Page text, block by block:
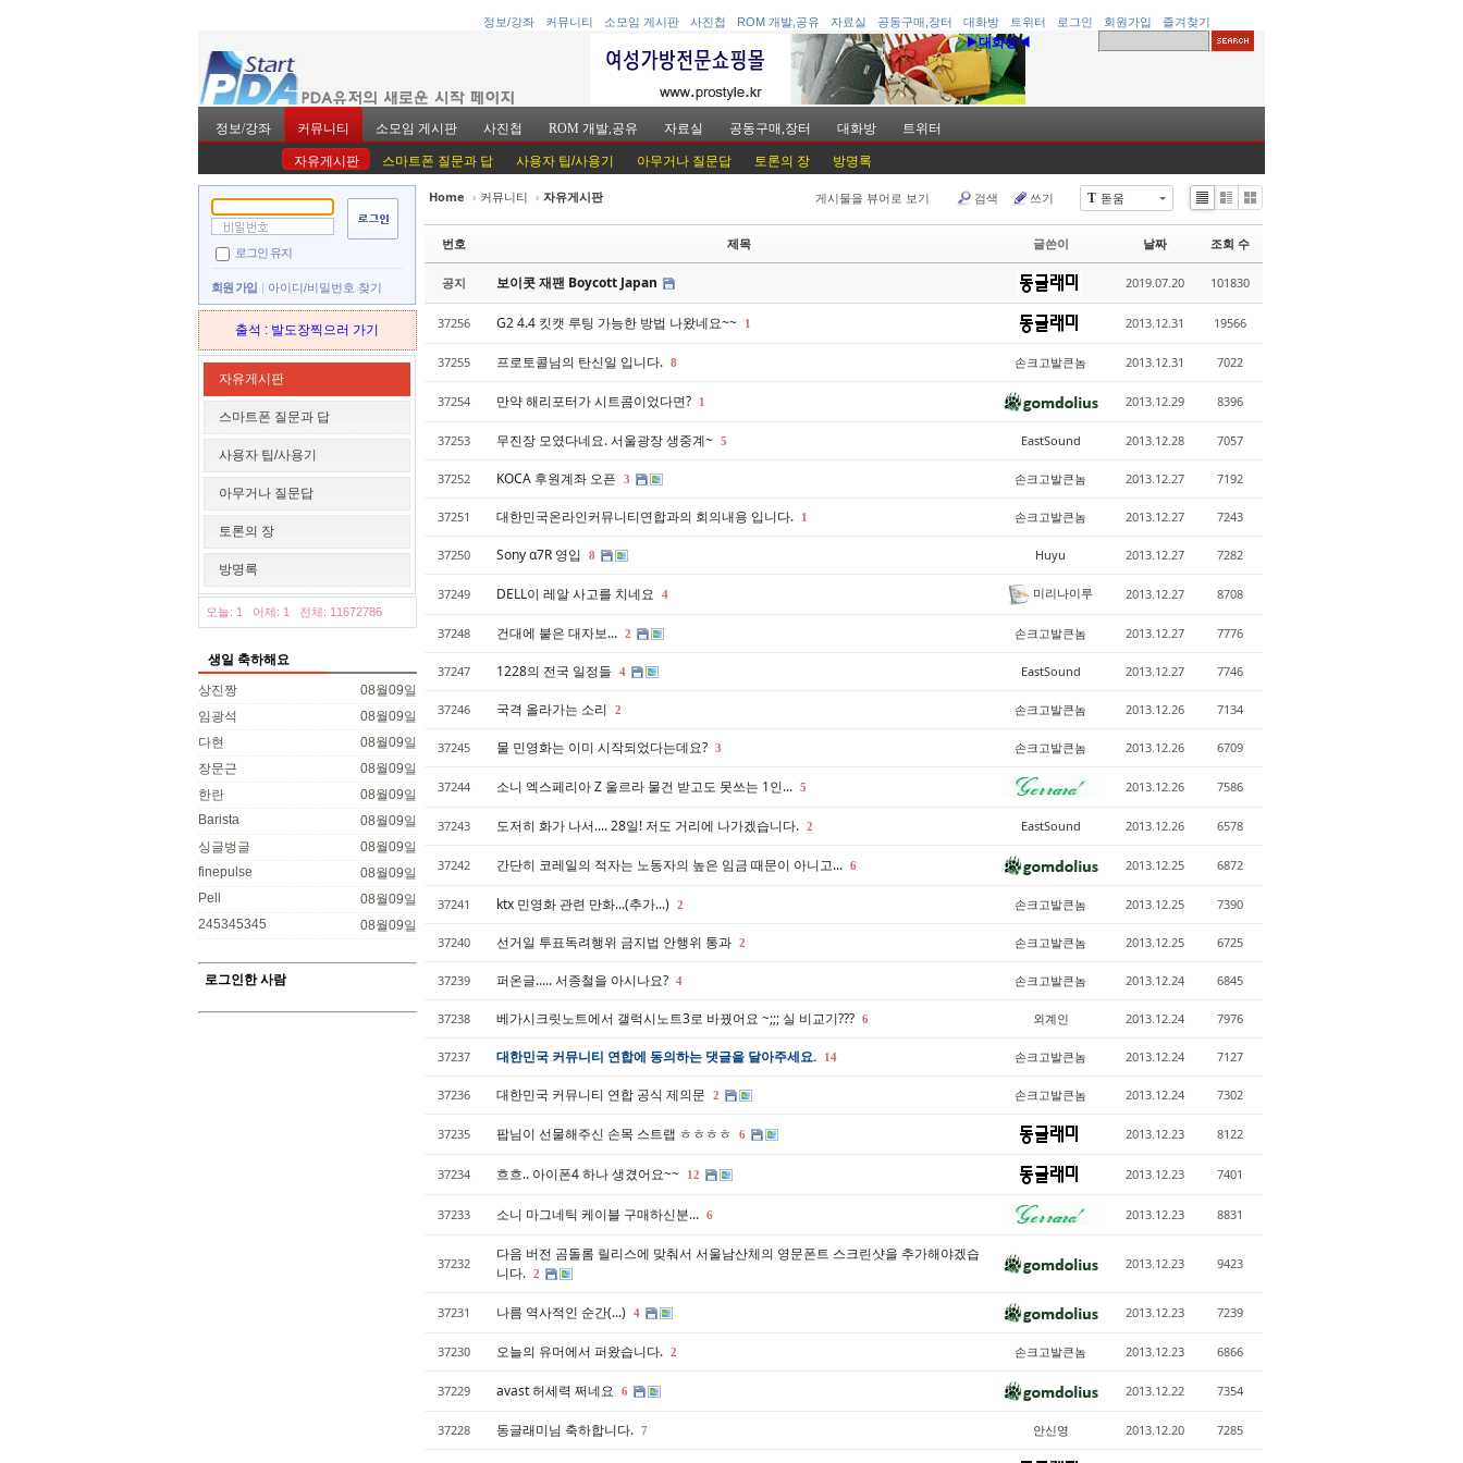
정보/강좌 커뮤니티 소모임 게시판 사진첩 ROM 개발,공유 자료실 공동구매,장터 대화방 트위터 로그인 회원가입 즐겨찾기
▶대화방◀
정보/강좌 커뮤니티 소모임 게시판 사진첩 ROM 개발,공유 자료실 공동구매,장터 대화방 트위터
자유게시판 스마트폰 질문과 답 사용자 팁/사용기 아무거나 질문답 토론의 장 방명록
로그인 유지
회원 가입 아이디/비밀번호 찾기
출석 : 발도장찍으러 가기
자유게시판
스마트폰 질문과 답
사용자 팁/사용기
아무거나 질문답
토론의 장
방명록
오늘: 1 어제: 1 전체: 11672786
생일 축하해요
08월09일
상진짱
08월09일
임광석
08월09일
다현
08월09일
장문근
08월09일
한란
08월09일
Barista
08월09일
싱글벙글
08월09일
finepulse
08월09일
Pell
08월09일
245345345
로그인한 사람
Home › 커뮤니티 › 자유게시판 T 돋움
게시물을 뷰어로 보기 검색 쓰기
Li
Zi
e
G
le
y
번호 제목 글쓴이 날짜 조회 수
공지 보이콧 재팬 Boycott Japan 2019.07.20 101830
37256 G2 4.4 킷캣 루팅 가능한 방법 나왔네요~~ 1 2013.12.31 19566
37255 프로토콜님의 탄신일 입니다. 8 손크고발큰놈 2013.12.31 7022
37254 만약 해리포터가 시트콤이었다면? 1 2013.12.29 8396
37253 무진장 모였다네요. 서울광장 생중계~ 5 EastSound 2013.12.28 7057
37252 KOCA 후원계좌 오픈 3 손크고발큰놈 2013.12.27 7192
37251 대한민국온라인커뮤니티연합과의 회의내용 입니다. 1 손크고발큰놈 2013.12.27 7243
37250 Sony α7R 영입 8 Huyu 2013.12.27 7282
37249 DELL이 레알 사고를 치네요 4 미리나이루 2013.12.27 8708
37248 건대에 붙은 대자보... 2 손크고발큰놈 2013.12.27 7776
37247 1228의 전국 일정들 4 EastSound 2013.12.27 7746
37246 국격 올라가는 소리 2 손크고발큰놈 2013.12.26 7134
37245 물 민영화는 이미 시작되었다는데요? 3 손크고발큰놈 2013.12.26 6709
37244 소니 엑스페리아 Z 울르라 물건 받고도 못쓰는 1인... 5 2013.12.26 7586
37243 도저히 화가 나서.... 28일! 저도 거리에 나가겠습니다. 2 EastSound 2013.12.26 6578
37242 간단히 코레일의 적자는 노동자의 높은 임금 때문이 아니고... 6 2013.12.25 6872
37241 ktx 민영화 관련 만화...(추가...) 2 손크고발큰놈 2013.12.25 7390
37240 선거일 투표독려행위 금지법 안행위 통과 2 손크고발큰놈 2013.12.25 6725
37239 퍼온글..... 서종철을 아시나요? 4 손크고발큰놈 2013.12.24 6845
37238 베가시크릿노트에서 갤럭시노트3로 바꿨어요 ~;;; 실 비교기??? 6 외계인 2013.12.24 7976
37237 대한민국 커뮤니티 연합에 동의하는 댓글을 달아주세요. 14 손크고발큰놈 2013.12.24 7127
37236 대한민국 커뮤니티 연합 공식 제의문 2 손크고발큰놈 2013.12.24 7302
37235 팝님이 선물해주신 손목 스트랩 ㅎㅎㅎㅎ 6 2013.12.23 8122
37234 흐흐.. 아이폰4 하나 생겼어요~~ 12 2013.12.23 7401
37233 소니 마그네틱 케이블 구매하신분... 6 2013.12.23 8831
37232
다음 버전 곰돌롬 릴리스에 맞춰서 서울남산체의 영문폰트 스크린샷을 추가해야겠습
니다. 2
2013.12.23 9423
37231 나름 역사적인 순간(...) 4 2013.12.23 7239
37230 오늘의 유머에서 퍼왔습니다. 2 손크고발큰놈 2013.12.23 6866
37229 avast 허세력 쩌네요 6 2013.12.22 7354
37228 동글래미님 축하합니다. 7 안신영 2013.12.20 7285
Sketchbook5, 스케치북5
Sketchbook5, 스케치북5
Sketchbook5, 스케치북5
Sketchbook5, 스케치북5